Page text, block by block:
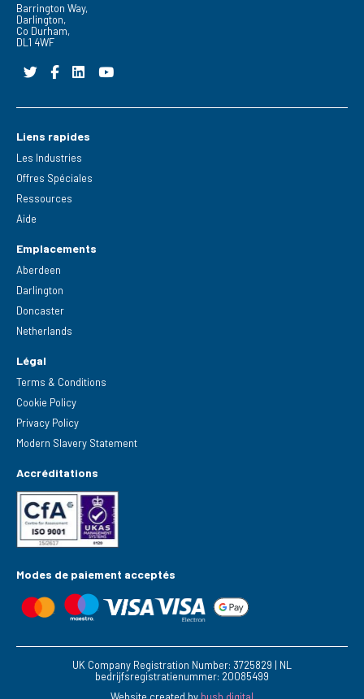
Barrington Way,
Darlington,
Co Durham,
DL1 4WF
Liens rapides
Les Industries
Offres Spéciales
Ressources
Aide
Emplacements
Aberdeen
Darlington
Doncaster
Netherlands
Légal
Terms & Conditions
Cookie Policy
Privacy Policy
Modern Slavery Statement
Accréditations
Modes de paiement acceptés
UK Company Registration Number: 3725829 | NL
bedrijfsregistratienummer: 20085499
Website created by hush.digital